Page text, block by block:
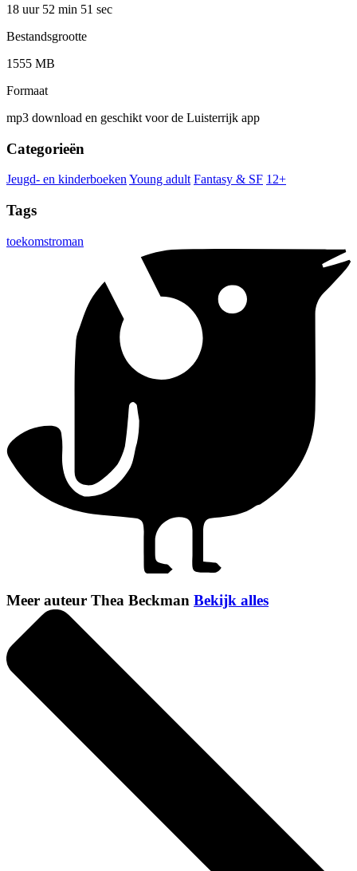
18 uur 52 min 51 sec
Bestandsgrootte
1555 MB
Formaat
mp3 download en geschikt voor de Luisterrijk app
Categorieën
Jeugd- en kinderboeken Young adult Fantasy & SF 12+
Tags
toekomstroman
Meer auteur Thea Beckman Bekijk alles